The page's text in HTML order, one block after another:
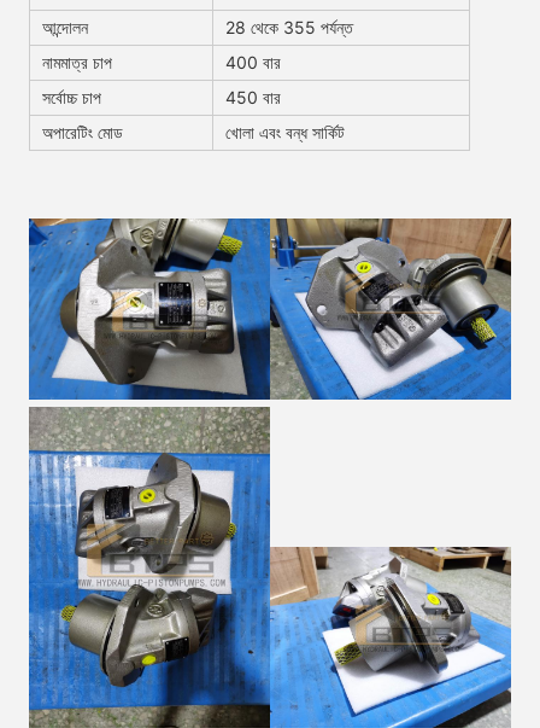
আন্দোলন
28 থেকে 355 পর্যন্ত
নামমাত্র চাপ
400 বার
সর্বোচ্চ চাপ
450 বার
অপারেটিং মোড
খোলা এবং বন্ধ সার্কিট